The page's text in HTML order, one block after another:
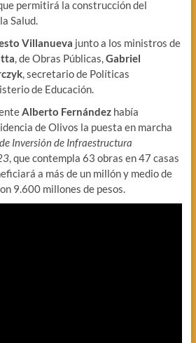
permitirá la construcción del
Salud.
Villanueva junto a los ministros de
, de Obras Públicas,Gabriel
, secretario de Políticas
de Educación.
Alberto Fernándezhabía
de Olivos la puesta en marcha
Inversión de Infraestructura
, que contempla 63 obras en 47 casas
a más de un millón y medio de
9.600 millones de pesos.